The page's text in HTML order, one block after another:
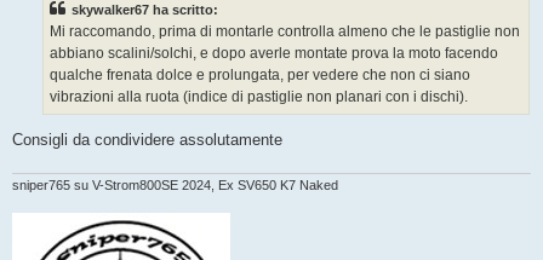
skywalker67 ha scritto:
Mi raccomando, prima di montarle controlla almeno che le pastiglie non
abbiano scalini/solchi, e dopo averle montate prova la moto facendo
qualche frenata dolce e prolungata, per vedere che non ci siano
vibrazioni alla ruota (indice di pastiglie non planari con i dischi).
Consigli da condividere assolutamente
sniper765 su V-Strom800SE 2024, Ex SV650 K7 Naked